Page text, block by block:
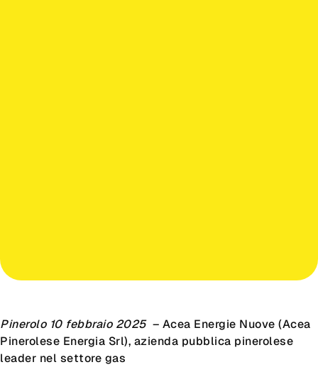
Pinerolo 10 febbraio 2025 – Acea Energie Nuove (Acea
Pinerolese Energia Srl), azienda pubblica pinerolese
leader nel settore gas